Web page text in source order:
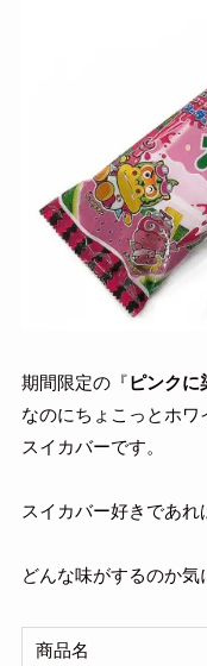
期間限定の『ピンクに
なのにちょこっとホ
スイカバーです。
スイカバー好きであれ
どんな味がするのか気
商品名